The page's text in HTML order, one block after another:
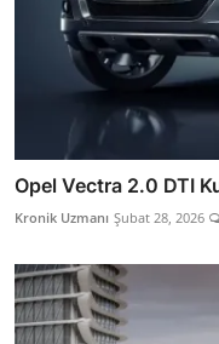
Opel Vectra 2.0 DTI
Kronik Uzmanı Şubat 28, 2026